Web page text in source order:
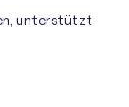
unterstützt